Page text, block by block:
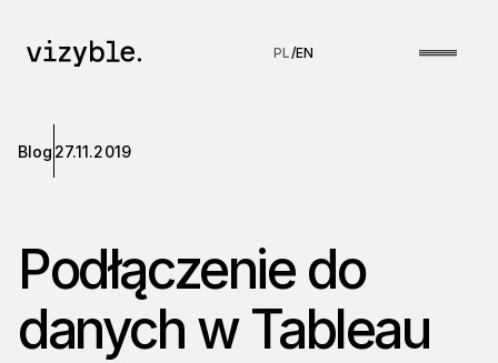
PL/EN
Blog 27.11.2019
Podłączenie do
danych w Tableau